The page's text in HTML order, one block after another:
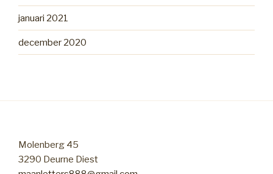
januari 2021
december 2020
Molenberg 45
3290 Deurne Diest